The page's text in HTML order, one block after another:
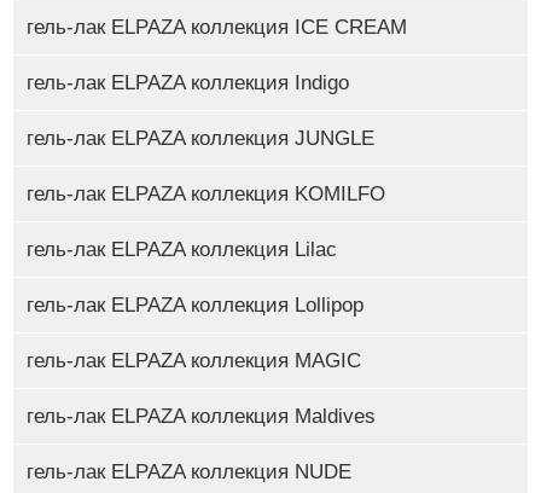
гель-лак ELPAZA коллекция ICE CREAM
гель-лак ELPAZA коллекция Indigo
гель-лак ELPAZA коллекция JUNGLE
гель-лак ELPAZA коллекция KOMILFO
гель-лак ELPAZA коллекция Lilac
гель-лак ELPAZA коллекция Lollipop
гель-лак ELPAZA коллекция MAGIC
гель-лак ELPAZA коллекция Maldives
гель-лак ELPAZA коллекция NUDE